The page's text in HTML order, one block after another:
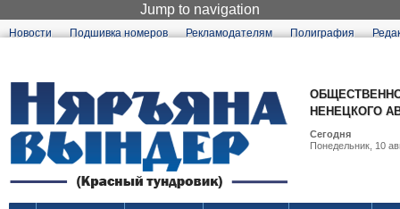
Jump to navigation
Новости Подшивка номеров Рекламодателям Полиграфия
НЕНЕЦКОГО
Сегодня
Понедельник, 10